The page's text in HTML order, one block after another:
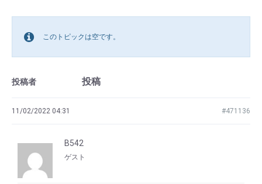
このトピックは空です。
投稿者 投稿
11/02/2022 04:31 #471136
B542
ゲスト